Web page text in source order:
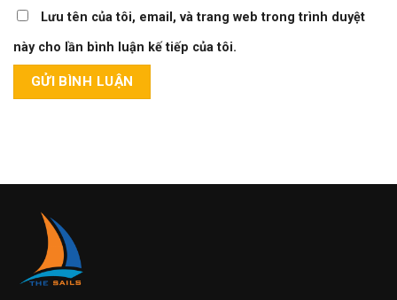
Lưu tên của tôi, email, và trang web trong trình duyệt
này cho lần bình luận kế tiếp của tôi.